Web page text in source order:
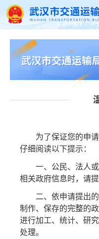
为了保证您的申
仔细阅读以下提示：
一、公民、法人
相关政府信息时，请
二、依申请提出
制作、保存的完整的
进行加工、统计、研
处理。